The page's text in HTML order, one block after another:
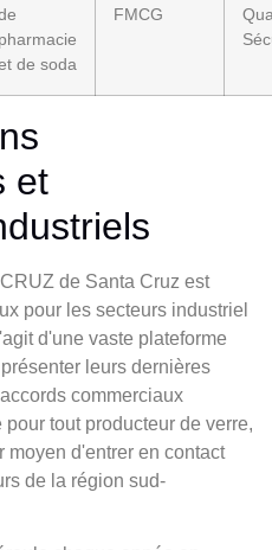
pharmacie
de soda
FMCG
et
de Santa Cruz est
pour les secteurs industriel
d'une vaste plateforme
leurs dernières
commerciaux
tout producteur de verre,
moyen d'entrer en contact
de la région sud-